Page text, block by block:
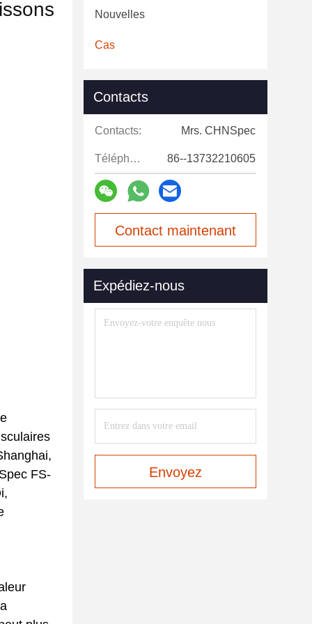
FS-
Nouvelles
Cas
Contacts
Contacts: Mrs. CHNSpec
Téléphone: 86--13732210605
Contact maintenant
Expédiez-nous
Envoyez